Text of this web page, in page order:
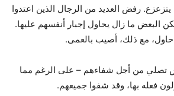
رفض العديد من الرجال الذين اعتدوا
البعض ما زال يحاول إجبار أنفسهم عليها.
مع ذلك، أصيب بالعمى.
تصلي من أجل شفاءهم – على الرغم مما
فعله بها، وقد شفوا جميعهم.